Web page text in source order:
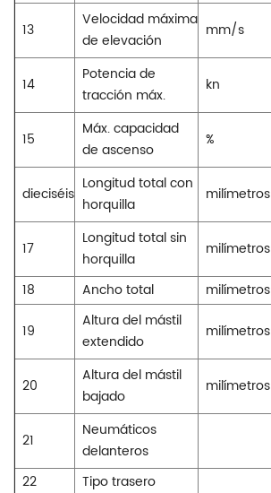
13
Velocidad máxima
de elevación
mm/s
14
Potencia de
tracción máx.
kn
15
Máx. capacidad
de ascenso
%
dieciséis
Longitud total con
horquilla
milímetros
17
Longitud total sin
horquilla
milímetros
18
Ancho total milímetros
19
Altura del mástil
extendido
milímetros
20
Altura del mástil
bajado
milímetros
21
Neumáticos
delanteros
22
Tipo trasero